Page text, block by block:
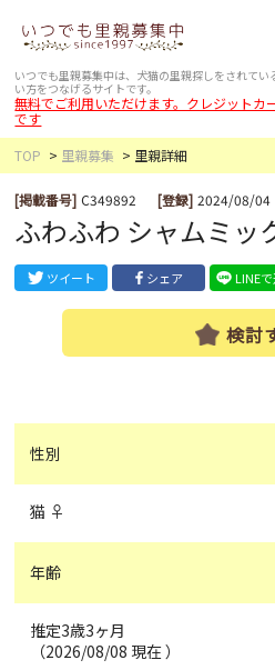
いつでも里親募集中は、犬猫の里親探しをされてい
い方をつなげるサイトです。
無料でご利用いただけます。クレジットカ
です
TOP
里親募集 里親詳細
[掲載番号] C349892 [登録] 2024/08/04
ふわふわ シャムミッ
ツイート シェア LINE
検討
性別
猫 ♀
年齢
推定3歳3ヶ月
（2026/08/08 現在 ）